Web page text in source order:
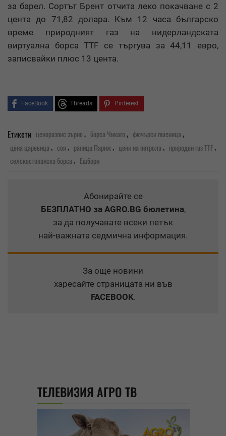
за барел. Сортът Брент отчита леко покачване с 2
цента до 71,82 долара. Към 12 часа българско
време природният газ на нидерландската
виртуална борса TTF се търгува за 44,11 евро,
записвайки плюс 13 цента.
FaceBook Threads Pinterest
Етикети ценоразпис зърно, борса Чикаго, фючърси пшеница,
цена царевица, соя, рапица Париж, цени на петрола, природен газ TTF,
селскостопанска борса, Ешборн
Абонирайте се
БЕЗПЛАТНО за AGRO.BG бюлетина,
за да получавате всеки петък
най-важната седмична информация.
За още новини
харесайте страницата ни във
FACEBOOK.
ТЕЛЕВИЗИЯ АГРО ТВ